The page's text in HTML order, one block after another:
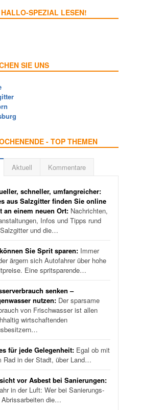
SPEZIAL LESEN!
SIE UNS
- TOP THEMEN
Aktuell Kommentare
schneller, umfangreicher:
aus Salzgitter finden Sie online
an einem neuen Ort: Nachrichten,
Infos und Tipps rund
und die…
Sie Sprit sparen: Immer
ärgern sich Autofahrer über hohe
Eine spritsparende…
senken –
nutzen: Der sparsame
von Frischwasser ist allen
wirtschaftenden
für jede Gelegenheit: Egal ob mit
Rad in der Stadt, über Land…
vor Asbest bei Sanierungen:
in der Luft: Wer bei Sanierungs-
Abrissarbeiten die…